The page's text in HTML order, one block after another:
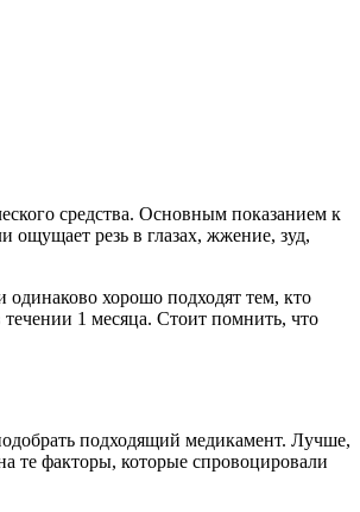
средства. Основным показанием к
ощущает резь в глазах, жжение, зуд,
одинаково хорошо подходят тем, кто
течении 1 месяца. Стоит помнить, что
подходящий медикамент. Лучше,
те факторы, которые спровоцировали